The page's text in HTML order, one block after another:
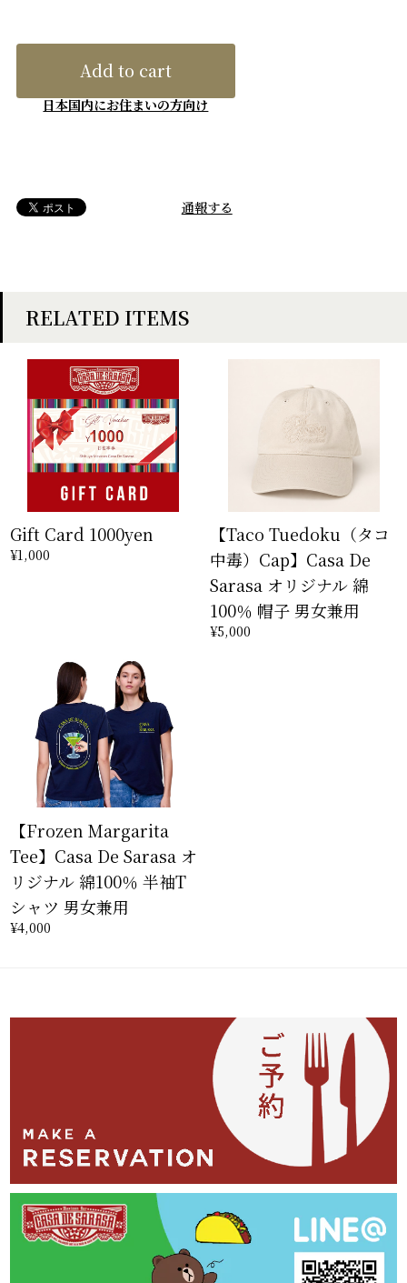
Add to cart
日本国内にお住まいの方向け
通報する
RELATED ITEMS
Gift Card 1000yen
¥1,000
【Taco Tuedoku（タコ
中毒）Cap】Casa De
Sarasa オリジナル 綿
100％ 帽子 男女兼用
¥5,000
【Frozen Margarita
Tee】Casa De Sarasa オ
リジナル 綿100％ 半袖T
シャツ 男女兼用
¥4,000